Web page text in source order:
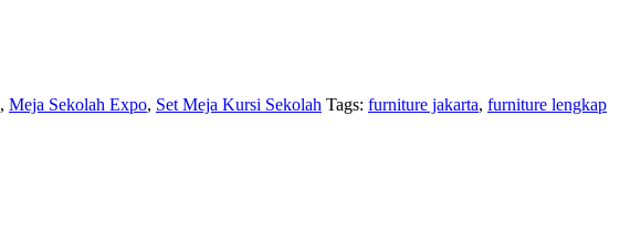
, Meja Sekolah Expo, Set Meja Kursi Sekolah Tags: furniture jakarta, furniture lengkap